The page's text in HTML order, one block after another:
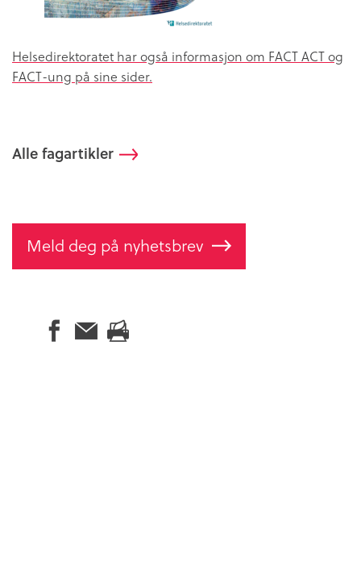
Helsedirektoratet har også informasjon om FACT ACT og
FACT-ung på sine sider.
Alle fagartikler
Meld deg på nyhetsbrev